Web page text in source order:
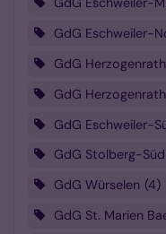
GdG Eschweiler-
GdG
GdG
GdG Eschweiler-
GdG Stolberg-Süd
GdG Würselen 4
GdG St. Marien